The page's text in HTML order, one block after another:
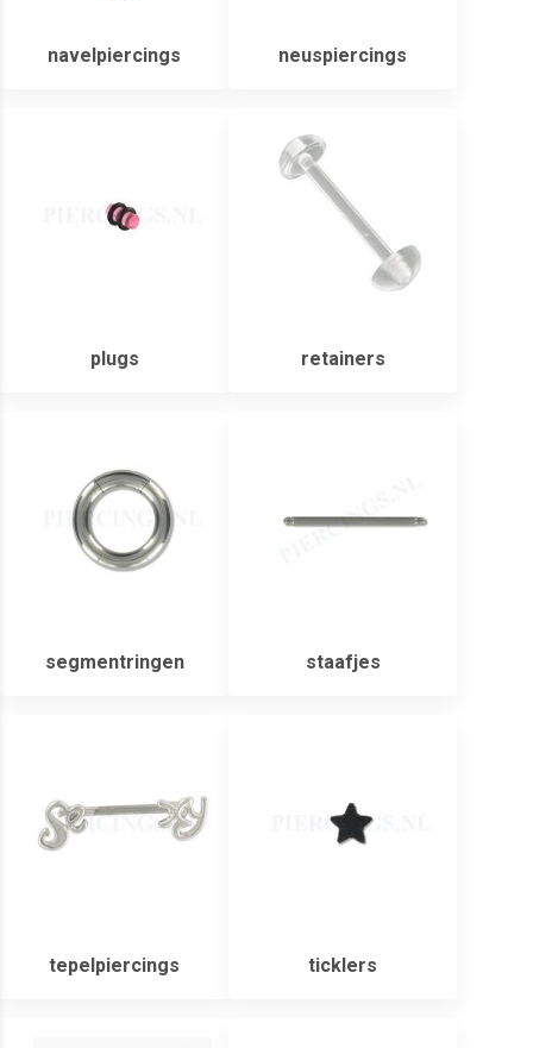
navelpiercings neuspiercings
plugs retainers
segmentringen staafjes
tepelpiercings ticklers